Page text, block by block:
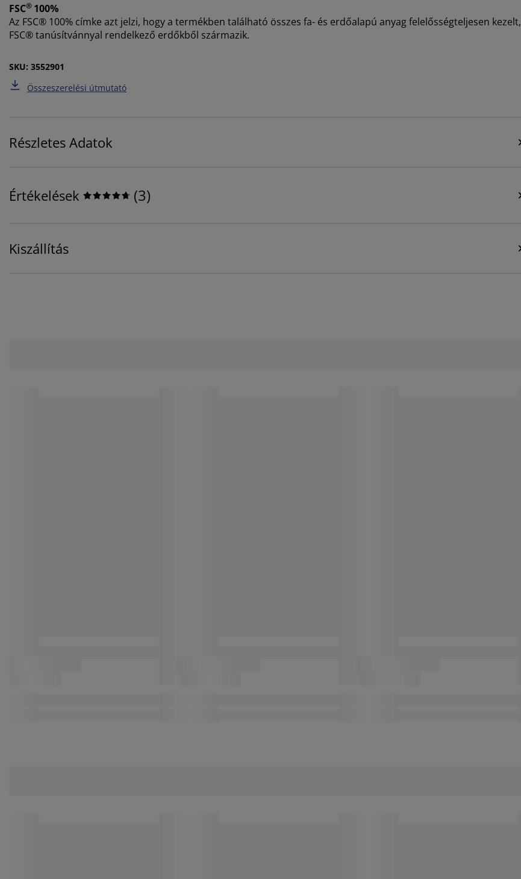
FSC® 100%
Az FSC® 100% címke azt jelzi, hogy a termékben található összes fa- és erdőalapú anyag felelősségteljesen kezelt,
FSC® tanúsítvánnyal rendelkező erdőkből származik.
SKU: 3552901
Összeszerelési útmutató
Részletes Adatok
Értékelések (3)
Kiszállítás